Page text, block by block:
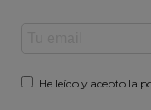
He leído y acepto la